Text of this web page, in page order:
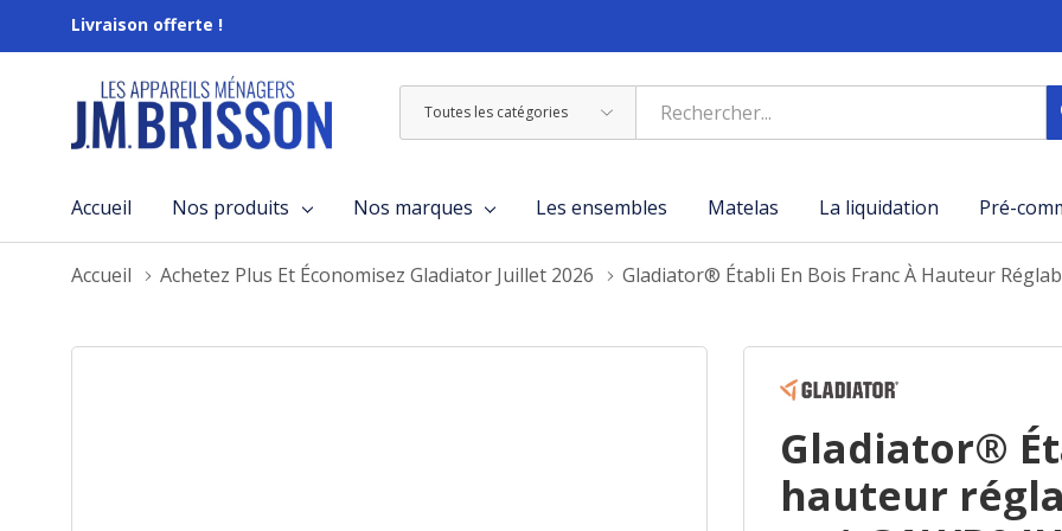
Livraison offerte !
Toutes
les
Rechercher
Accueil Nos produits Nos marques Les ensembles Matelas La liquidation Pré-
Accueil Achetez Plus Et Économisez Gladiator Juillet 2026 Gladiator® Établi En Bois Franc À Hauteur
Gladiator®
hauteur